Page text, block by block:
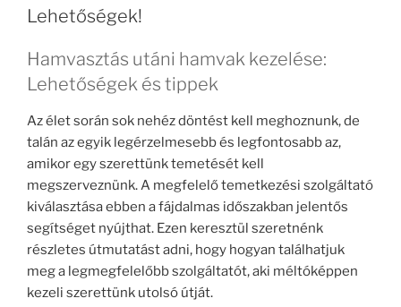
Lehetőségek!
Hamvasztás utáni hamvak kezelése:
Lehetőségek és tippek
Az élet során sok nehéz döntést kell meghoznunk, de
talán az egyik legérzelmesebb és legfontosabb az,
amikor egy szerettünk temetését kell
megszerveznünk. A megfelelő temetkezési szolgáltató
kiválasztása ebben a fájdalmas időszakban jelentős
segítséget nyújthat. Ezen keresztül szeretnénk
részletes útmutatást adni, hogy hogyan találhatjuk
meg a legmegfelelőbb szolgáltatót, aki méltóképpen
kezeli szerettünk utolsó útját.